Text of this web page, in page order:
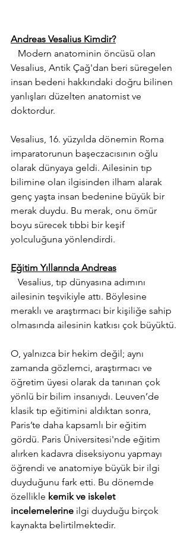
Andreas Vesalius Kimdir?
Modern anatominin öncüsü olan
Vesalius, Antik Çağ'dan beri süregelen
insan bedeni hakkındaki doğru bilinen
yanlışları düzelten anatomist ve
doktordur.
Vesalius, 16. yüzyılda dönemin Roma
imparatorunun başeczacısının oğlu
olarak dünyaya geldi. Ailesinin tıp
bilimine olan ilgisinden ilham alarak
genç yaşta insan bedenine büyük bir
merak duydu. Bu merak, onu ömür
boyu sürecek tıbbi bir keşif
yolculuğuna yönlendirdi.
Eğitim Yıllarında Andreas
Vesalius, tıp dünyasına adımını
ailesinin teşvikiyle attı. Böylesine
meraklı ve araştırmacı bir kişiliğe sahip
olmasında ailesinin katkısı çok büyüktü.
O, yalnızca bir hekim değil; aynı
zamanda gözlemci, araştırmacı ve
öğretim üyesi olarak da tanınan çok
yönlü bir bilim insanıydı. Leuven’de
klasik tıp eğitimini aldıktan sonra,
Paris’te daha kapsamlı bir eğitim
gördü. Paris Üniversitesi'nde eğitim
alırken kadavra diseksiyonu yapmayı
öğrendi ve anatomiye büyük bir ilgi
duyduğunu fark etti. Bu dönemde
özellikle kemik ve iskelet
incelemelerine ilgi duyduğu birçok
kaynakta belirtilmektedir.